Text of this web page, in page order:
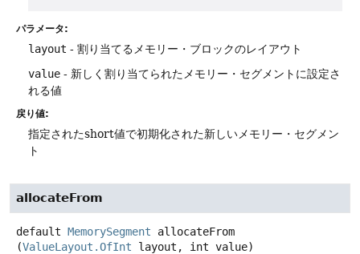
パラメータ:
layout - 割り当てるメモリー・ブロックのレイアウト
value - 新しく割り当てられたメモリー・セグメントに設定さ
れる値
戻り値:
指定されたshort値で初期化された新しいメモリー・セグメン
ト
allocateFrom
default MemorySegment
allocateFrom
(ValueLayout.OfInt layout, int value)